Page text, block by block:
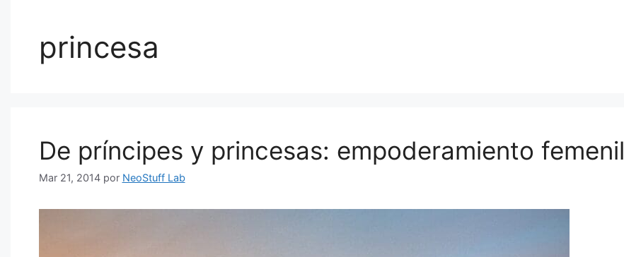
princesa
De príncipes y princesas: empoderamiento femenil
Mar 21, 2014 por NeoStuff Lab